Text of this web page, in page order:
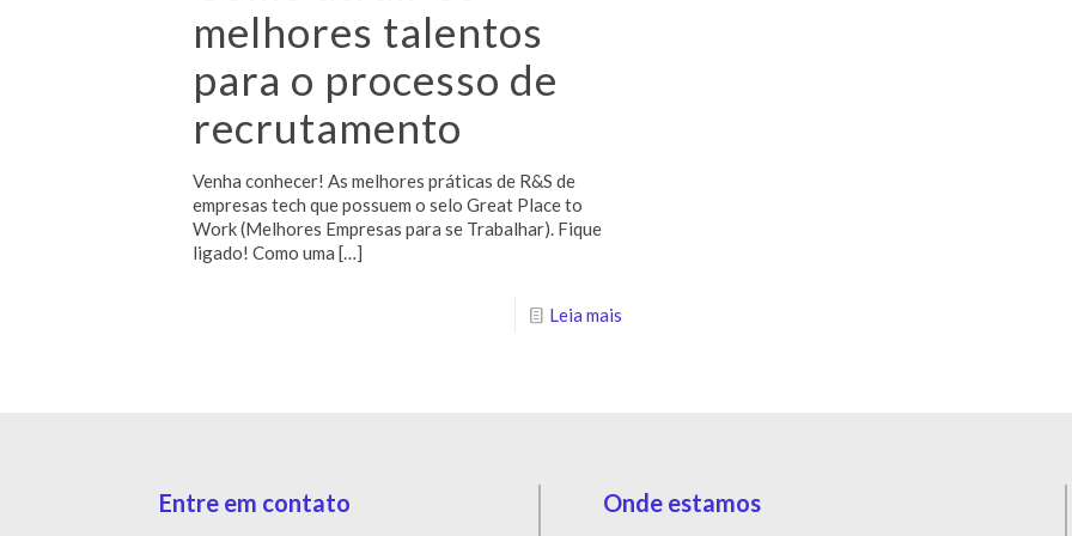
melhores talentos
para o processo de
recrutamento
Venha conhecer! As melhores práticas de R&S de
empresas tech que possuem o selo Great Place to
Work (Melhores Empresas para se Trabalhar). Fique
ligado! Como uma […]
Leia mais
Entre em contato Onde estamos